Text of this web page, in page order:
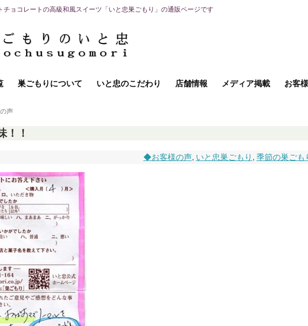
チョコレートの高級和風スイーツ「いと忠巣ごもり」の通販ページです
巣ごもりについて いと忠のこだわり 店舗情報 メディア掲載 お客
声
！！
◆お客様の声, いと忠巣ごもり , 季節の巣ごも